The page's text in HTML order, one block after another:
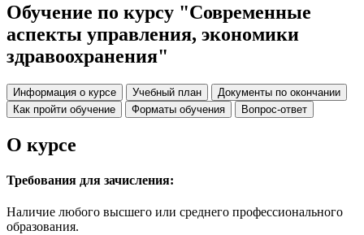
Обучение по курсу "Современные
аспекты управления, экономики
здравоохранения"
Информация о курсе Учебный план
Документы по окончании
Как пройти обучение
Форматы обучения Вопрос-ответ
О курсе
Требования для зачисления:
Наличие любого высшего или среднего профессионального
образования.